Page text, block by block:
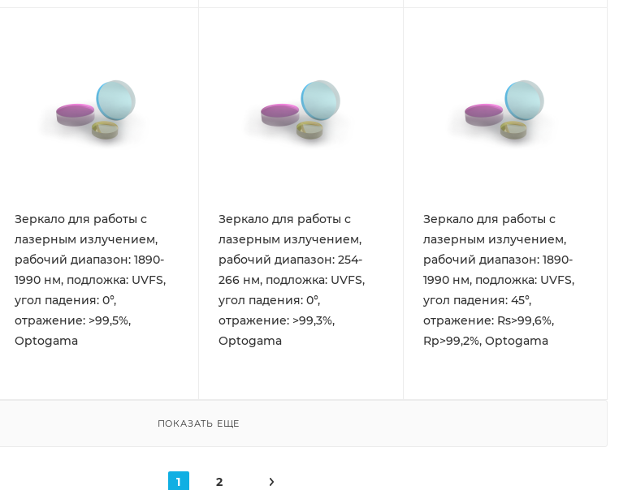
Зеркало для работы с
лазерным излучением,
рабочий диапазон: 1890-
1990 нм, подложка: UVFS,
угол падения: 0°,
отражение: >99,5%,
Optogama
Зеркало для работы с
лазерным излучением,
рабочий диапазон: 254-
266 нм, подложка: UVFS,
угол падения: 0°,
отражение: >99,3%,
Optogama
Зеркало для работы с
лазерным излучением,
рабочий диапазон: 1890-
1990 нм, подложка: UVFS,
угол падения: 45°,
отражение: Rs>99,6%,
Rp>99,2%, Optogama
ПОКАЗАТЬ ЕЩЕ
1 2